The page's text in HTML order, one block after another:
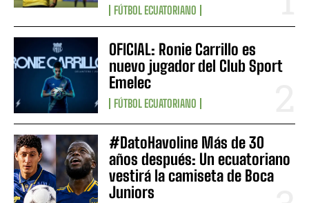
FÚTBOL ECUATORIANO
OFICIAL: Ronie Carrillo es
nuevo jugador del Club Sport
Emelec
FÚTBOL ECUATORIANO
#DatoHavoline Más de 30
años después: Un ecuatoriano
vestirá la camiseta de Boca
Juniors